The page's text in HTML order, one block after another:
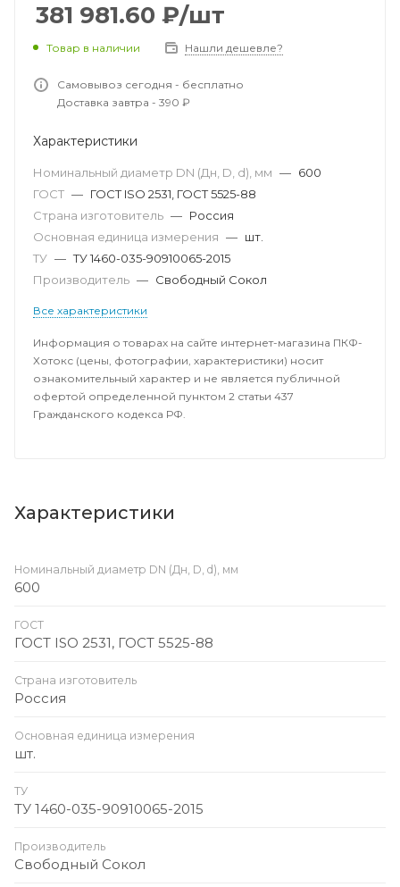
381 981.60 ₽/шт
Товар в наличии Нашли дешевле?
Самовывоз сегодня - бесплатно
Доставка завтра - 390 ₽
Характеристики
Номинальный диаметр DN (Дн, D, d), мм — 600
ГОСТ — ГОСТ ISO 2531, ГОСТ 5525-88
Страна изготовитель — Россия
Основная единица измерения — шт.
ТУ — ТУ 1460-035-90910065-2015
Производитель — Свободный Сокол
Все характеристики
Информация о товарах на сайте интернет-магазина ПКФ-
Хотокс (цены, фотографии, характеристики) носит
ознакомительный характер и не является публичной
офертой определенной пунктом 2 статьи 437
Гражданского кодекса РФ.
Характеристики
Номинальный диаметр DN (Дн, D, d), мм
600
ГОСТ
ГОСТ ISO 2531, ГОСТ 5525-88
Страна изготовитель
Россия
Основная единица измерения
шт.
ТУ
ТУ 1460-035-90910065-2015
Производитель
Свободный Сокол